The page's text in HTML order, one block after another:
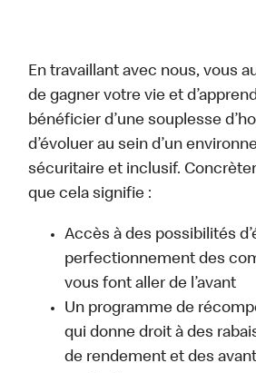
En travaillant avec nous, vous
de gagner votre vie et
bénéficier d’une souplesse
d’évoluer au sein d’un
sécuritaire et inclusif.
que cela signifie :
Accès à des possibilités
perfectionnement des
vous font aller de l’avant
Un programme de
qui donne droit à des
de rendement et des